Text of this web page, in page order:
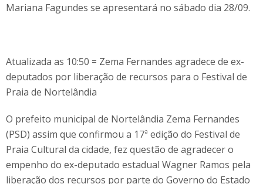
Mariana Fagundes se apresentará no sábado dia 28/09.
Atualizada as 10:50 = Zema Fernandes agradece de ex-
deputados por liberação de recursos para o Festival de
Praia de Nortelândia
O prefeito municipal de Nortelândia Zema Fernandes
(PSD) assim que confirmou a 17ª edição do Festival de
Praia Cultural da cidade, fez questão de agradecer o
empenho do ex-deputado estadual Wagner Ramos pela
liberação dos recursos por parte do Governo do Estado